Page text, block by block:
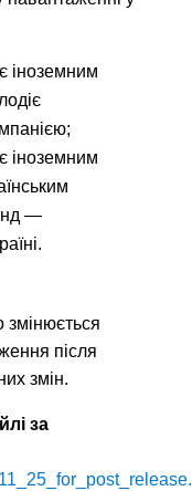
іноземним
іноземним
—
змінюється
після
змін.
за